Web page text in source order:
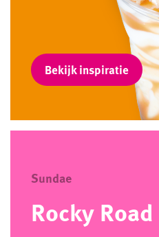
Bekijk inspiratie
Sundae
Rocky Road